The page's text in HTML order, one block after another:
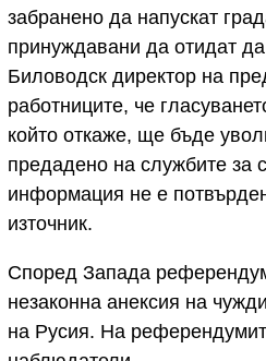
забранено да напускат
принуждавани да отидат
Биловодск директор на
работниците, че
който откаже, ще бъде
предадено на службите за
информация не е
източник.
Според Запада
незаконна анексия на
на Русия. На